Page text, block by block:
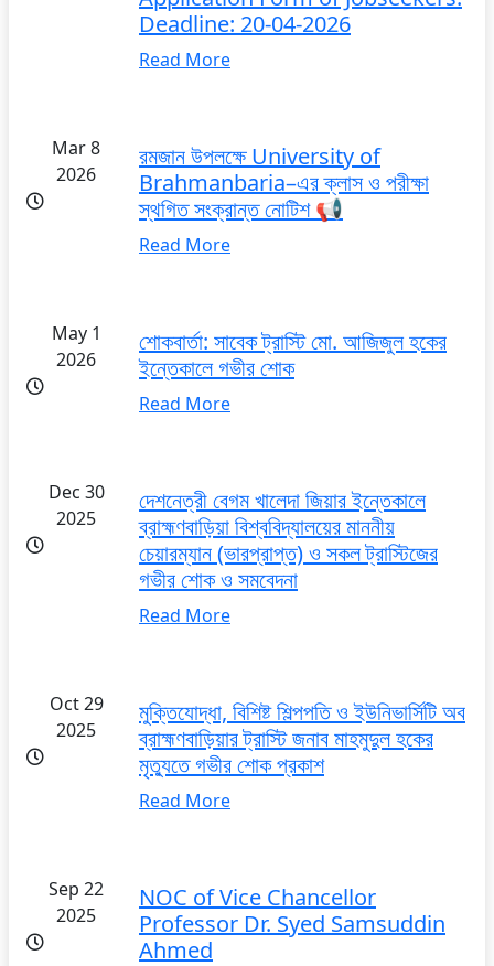
Deadline: 20-04-2026
Read More
Mar 8
2026
রমজান উপলক্ষে University of
Brahmanbaria–এর ক্লাস ও পরীক্ষা
স্থগিত সংক্রান্ত নোটিশ 📢
Read More
May 1
2026
শোকবার্তা: সাবেক ট্রাস্টি মো. আজিজুল হকের
ইন্তেকালে গভীর শোক
Read More
Dec 30
2025
দেশনেত্রী বেগম খালেদা জিয়ার ইন্তেকালে
ব্রাহ্মণবাড়িয়া বিশ্ববিদ্যালয়ের মাননীয়
চেয়ারম্যান (ভারপ্রাপ্ত) ও সকল ট্রাস্টিজের
গভীর শোক ও সমবেদনা
Read More
Oct 29
2025
মুক্তিযোদ্ধা, বিশিষ্ট শিল্পপতি ও ইউনিভার্সিটি অব
ব্রাহ্মণবাড়িয়ার ট্রাস্টি জনাব মাহমুদুল হকের
মৃত্যুতে গভীর শোক প্রকাশ
Read More
Sep 22
2025
NOC of Vice Chancellor
Professor Dr. Syed Samsuddin
Ahmed